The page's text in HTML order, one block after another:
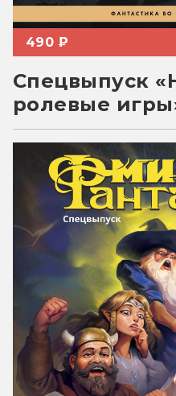
490 ₽
Спецвыпуск
ролевые